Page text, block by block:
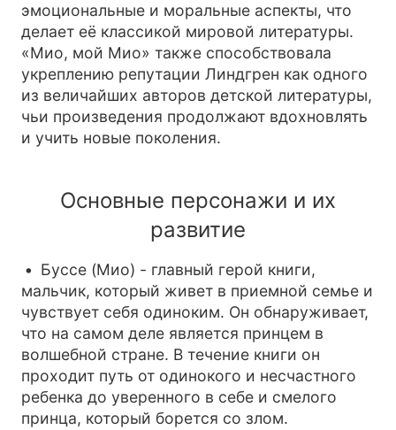
эмоциональные и моральные аспекты, что
делает её классикой мировой литературы.
«Мио, мой Мио» также способствовала
укреплению репутации Линдгрен как одного
из величайших авторов детской литературы,
чьи произведения продолжают вдохновлять
и учить новые поколения.
Основные персонажи и их
развитие
Буссе (Мио) - главный герой книги,
мальчик, который живет в приемной семье и
чувствует себя одиноким. Он обнаруживает,
что на самом деле является принцем в
волшебной стране. В течение книги он
проходит путь от одинокого и несчастного
ребенка до уверенного в себе и смелого
принца, который борется со злом.